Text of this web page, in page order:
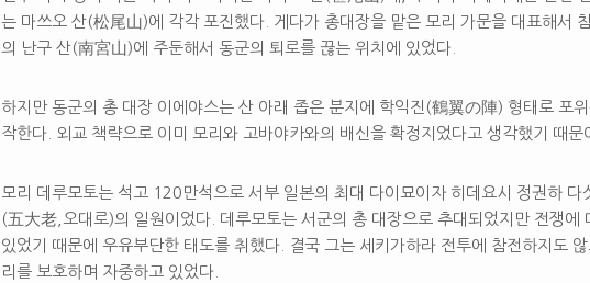
는 마쓰오 산(松尾山)에 각각 포진했다. 게다가 총대장을 맡은 모리 가문을 대표해서
의 난구 산(南宮山)에 주둔해서 동군의 퇴로를 끊는 위치에 있었다.
하지만 동군의 총 대장 이에야스는 산 아래 좁은 분지에 학익진(鶴翼の陣) 형태로 포
작한다. 외교 책략으로 이미 모리와 고바야카와의 배신을 확정지었다고 생각했기 때문
모리 데루모토는 석고 120만석으로 서부 일본의 최대 다이묘이자 히데요시 정권하 다
(五大老,오대로)의 일원이었다. 데루모토는 서군의 총 대장으로 추대되었지만 전쟁에
있었기 때문에 우유부단한 태도를 취했다. 결국 그는 세키가하라 전투에 참전하지도
리를 보호하며 자중하고 있었다.